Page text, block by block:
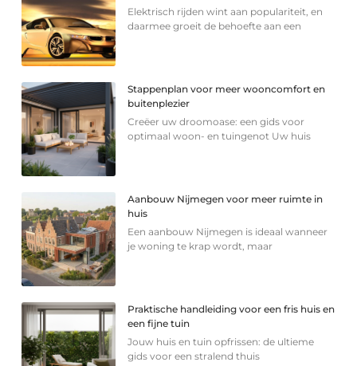
Elektrisch rijden wint aan populariteit, en
daarmee groeit de behoefte aan een
Stappenplan voor meer wooncomfort en
buitenplezier
Creëer uw droomoase: een gids voor
optimaal woon- en tuingenot Uw huis
Aanbouw Nijmegen voor meer ruimte in
huis
Een aanbouw Nijmegen is ideaal wanneer
je woning te krap wordt, maar
Praktische handleiding voor een fris huis en
een fijne tuin
Jouw huis en tuin opfrissen: de ultieme
gids voor een stralend thuis